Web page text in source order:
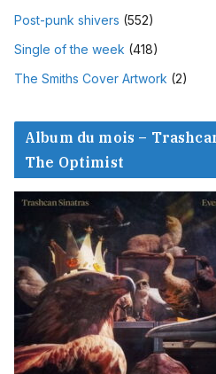
Post-punk shivers (552)
Single of the week (418)
The Smiths Cover Artwork (2)
Album du mois –
The Optimist